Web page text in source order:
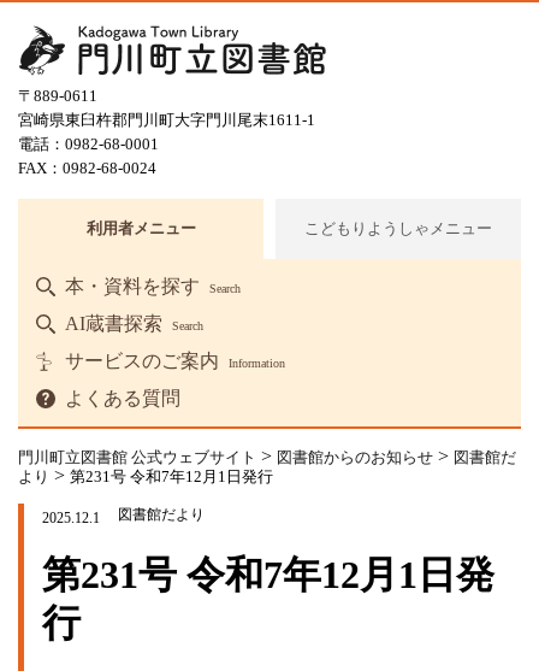
〒889-0611
宮崎県東臼杵郡門川町大字門川尾末1611-1
電話：0982-68-0001
FAX：0982-68-0024
利用者メニュー こどもりようしゃメニュー
本・資料を探す Search
AI蔵書探索 Search
サービスのご案内 Information
よくある質問
門川町立図書館 公式ウェブサイト > 図書館からのお知らせ > 図書館だ
より > 第231号 令和7年12月1日発行
2025.12.1 図書館だより
第231号 令和7年12月1日発
行